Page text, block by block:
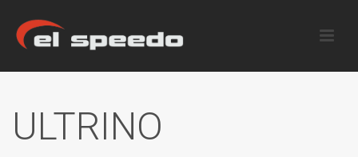
ULTRINO